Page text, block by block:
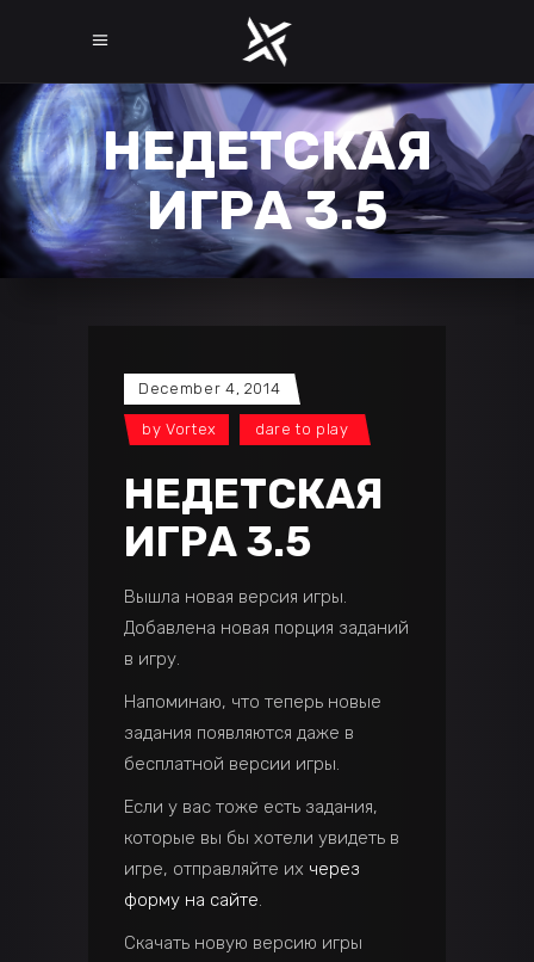
НЕДЕТСКАЯ
ИГРА 3.5
December 4, 2014
by Vortex dare to play
НЕДЕТСКАЯ
ИГРА 3.5
Вышла новая версия игры.
Добавлена новая порция заданий
в игру.
Напоминаю, что теперь новые
задания появляются даже в
бесплатной версии игры.
Если у вас тоже есть задания,
которые вы бы хотели увидеть в
игре, отправляйте их через
форму на сайте.
Скачать новую версию игры